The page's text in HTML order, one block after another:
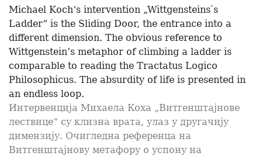
Michael Koch‘s intervention „Wittgensteins ́s
Ladder“ is the Sliding Door, the entrance into a
different dimension. The obvious reference to
Wittgenstein’s metaphor of climbing a ladder is
comparable to reading the Tractatus Logico
Philosophicus. The absurdity of life is presented in
an endless loop.
Интервенција Михаела Коха „Витгенштајнове
лествице“ су клизна врата, улаз у другачију
димензију. Очигледна референца на
Витгенштајнову метафору о успону на